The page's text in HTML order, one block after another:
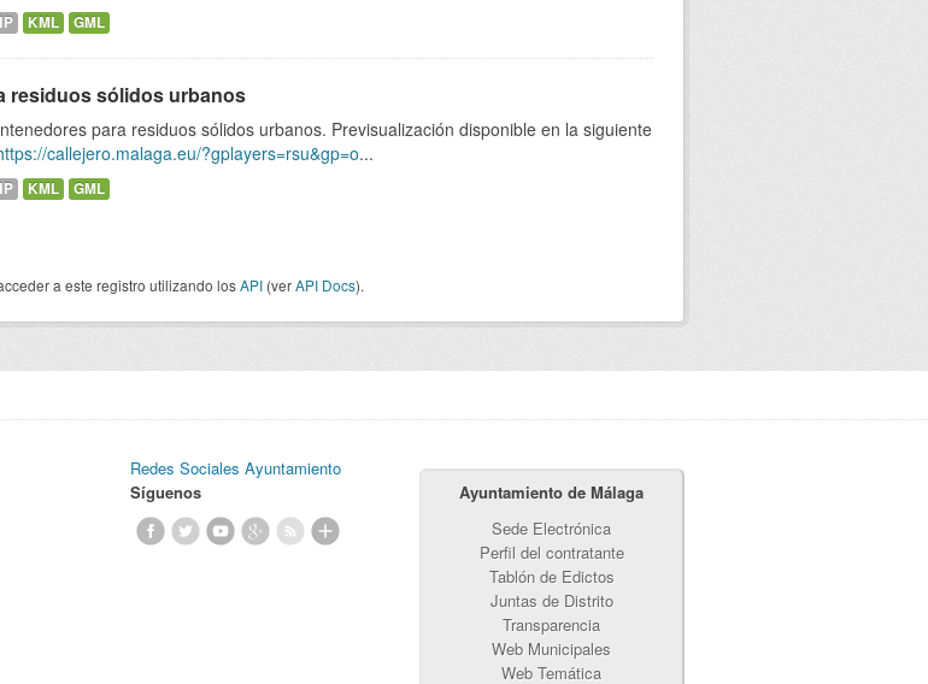
KML GML
residuos sólidos urbanos
para residuos sólidos urbanos. Previsualización disponible en la siguiente
callejero.malaga.eu/?gplayers=rsu&gp=o...
KML GML
a este registro utilizando losAPI (verAPI Docs).
Redes Sociales Ayuntamiento
Síguenos
Ayuntamiento de Málaga
Sede Electrónica
Perfil del contratante
Tablón de Edictos
Juntas de Distrito
Transparencia
Web Municipales
Web Temática